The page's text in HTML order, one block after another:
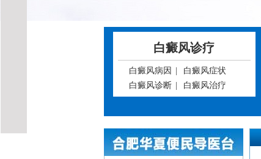
白癜风诊疗
白癜风病因
白癜风症状
白癜风诊断
白癜风治疗